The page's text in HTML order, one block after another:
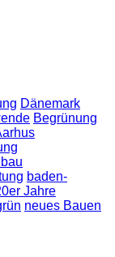
Dänemark
Begrünung
baden-
Jahre
neues Bauen